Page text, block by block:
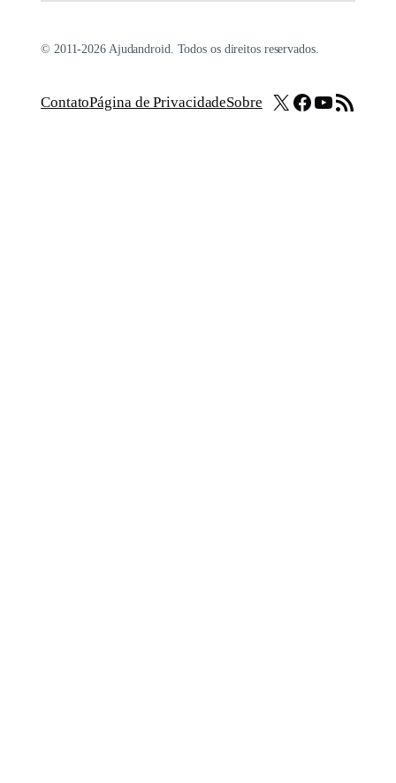
© 2011-2026 Ajudandroid. Todos os direitos reservados.
ContatoPágina de PrivacidadeSobre X Facebook
Youtube
Feed RSS